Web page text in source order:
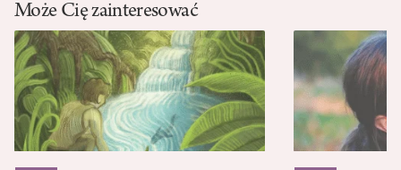
Może Cię zainteresować